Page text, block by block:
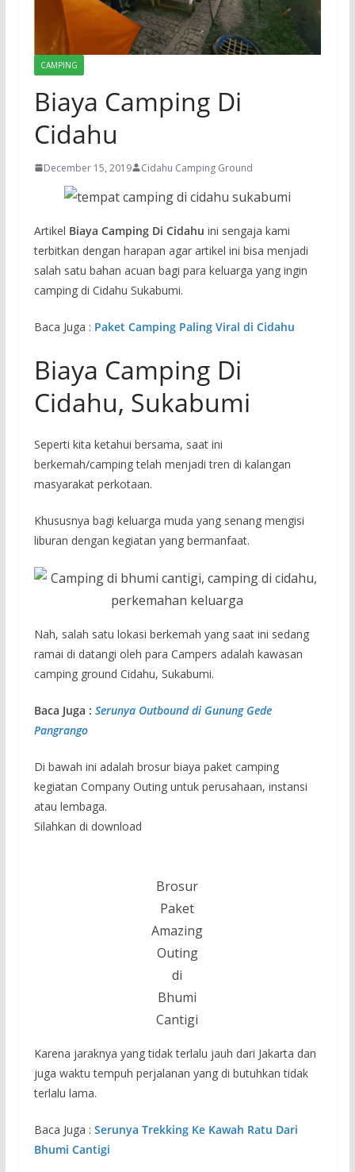
CAMPING
Biaya Camping Di
Cidahu
December 15, 2019 Cidahu Camping Ground
Artikel Biaya Camping Di Cidahu ini sengaja kami
terbitkan dengan harapan agar artikel ini bisa menjadi
salah satu bahan acuan bagi para keluarga yang ingin
camping di Cidahu Sukabumi.
Baca Juga : Paket Camping Paling Viral di Cidahu
Biaya Camping Di
Cidahu, Sukabumi
Seperti kita ketahui bersama, saat ini
berkemah/camping telah menjadi tren di kalangan
masyarakat perkotaan.
Khususnya bagi keluarga muda yang senang mengisi
liburan dengan kegiatan yang bermanfaat.
Nah, salah satu lokasi berkemah yang saat ini sedang
ramai di datangi oleh para Campers adalah kawasan
camping ground Cidahu, Sukabumi.
Baca Juga : Serunya Outbound di Gunung Gede
Pangrango
Di bawah ini adalah brosur biaya paket camping
kegiatan Company Outing untuk perusahaan, instansi
atau lembaga.
Silahkan di download
Brosur
Paket
Amazing
Outing
di
Bhumi
Cantigi
Karena jaraknya yang tidak terlalu jauh dari Jakarta dan
juga waktu tempuh perjalanan yang di butuhkan tidak
terlalu lama.
Baca Juga : Serunya Trekking Ke Kawah Ratu Dari
Bhumi Cantigi